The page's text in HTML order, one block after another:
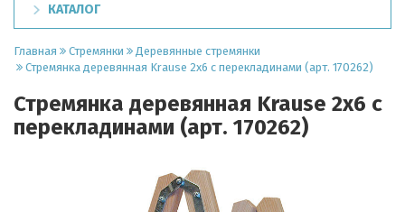
КАТАЛОГ
Главная Стремянки
Деревянные стремянки
Стремянка деревянная Krause 2x6 с перекладинами (арт. 170262)
Стремянка деревянная Krause 2x6 с
перекладинами (арт. 170262)